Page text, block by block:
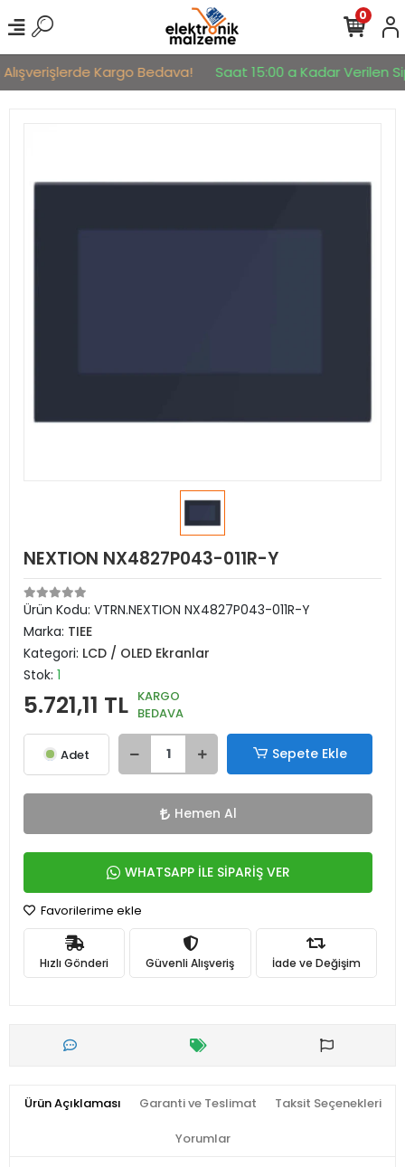
Kargo Bedava! Saat 15:00 a Kadar Verilen
0
NEXTION NX4827P043-011R-Y
Ürün Kodu: VTRN.NEXTION NX4827P043-011R-Y
Marka: TIEE
Kategori: LCD / OLED Ekranlar
Stok: 1
5.721,11 TL KARGO
BEDAVA
Adet Sepete Ekle
Hemen Al
WHATSAPP İLE SİPARİŞ VER
Favorilerime ekle
Hızlı Gönderi Güvenli Alışveriş İade ve Değişim
Ürün Açıklaması Garanti ve Teslimat Taksit Seçenekleri
Yorumlar